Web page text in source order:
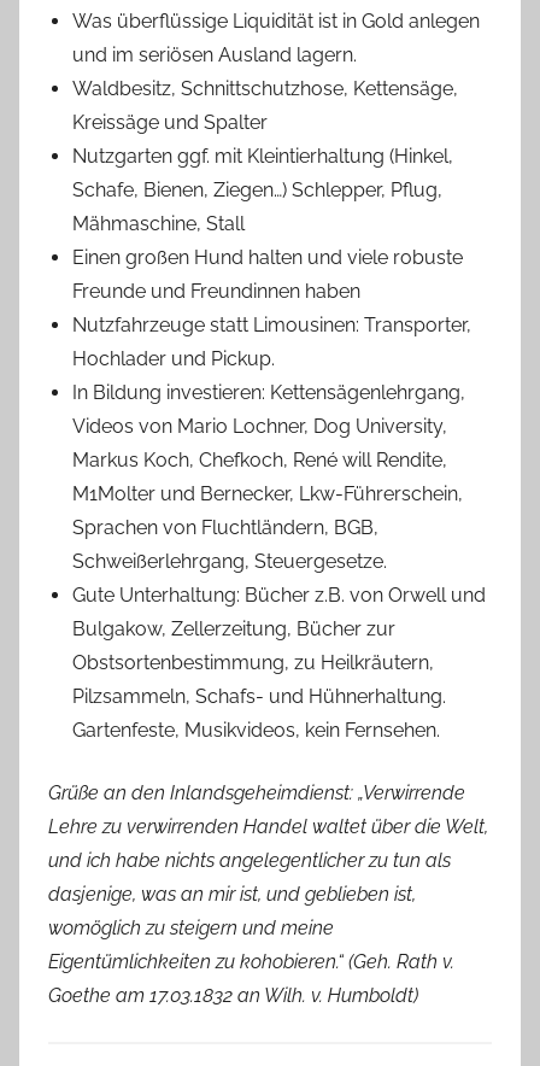
Was überflüssige Liquidität ist in Gold anlegen
und im seriösen Ausland lagern.
Waldbesitz, Schnittschutzhose, Kettensäge,
Kreissäge und Spalter
Nutzgarten ggf. mit Kleintierhaltung (Hinkel,
Schafe, Bienen, Ziegen…) Schlepper, Pflug,
Mähmaschine, Stall
Einen großen Hund halten und viele robuste
Freunde und Freundinnen haben
Nutzfahrzeuge statt Limousinen: Transporter,
Hochlader und Pickup.
In Bildung investieren: Kettensägenlehrgang,
Videos von Mario Lochner, Dog University,
Markus Koch, Chefkoch, René will Rendite,
M1Molter und Bernecker, Lkw-Führerschein,
Sprachen von Fluchtländern, BGB,
Schweißerlehrgang, Steuergesetze.
Gute Unterhaltung: Bücher z.B. von Orwell und
Bulgakow, Zellerzeitung, Bücher zur
Obstsortenbestimmung, zu Heilkräutern,
Pilzsammeln, Schafs- und Hühnerhaltung.
Gartenfeste, Musikvideos, kein Fernsehen.
Grüße an den Inlandsgeheimdienst: „Verwirrende
Lehre zu verwirrenden Handel waltet über die Welt,
und ich habe nichts angelegentlicher zu tun als
dasjenige, was an mir ist, und geblieben ist,
womöglich zu steigern und meine
Eigentümlichkeiten zu kohobieren.“ (Geh. Rath v.
Goethe am 17.03.1832 an Wilh. v. Humboldt)